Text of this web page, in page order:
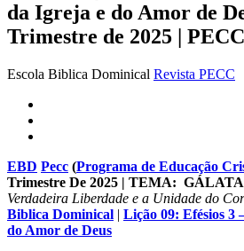
da Igreja e do Amor de
Trimestre de 2025 | PECC
Escola Biblica Dominical Revista PECC
EBD Pecc (Programa de Educação
Trimestre De 2025 | TEMA:
Verdadeira Liberdade e a Unidade do
Biblica Dominical | Lição 09: Efésios 3
do Amor de Deus